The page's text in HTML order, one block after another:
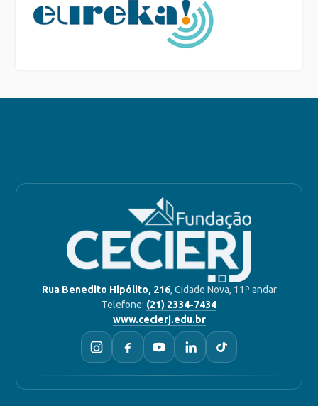
Rua Benedito Hipólito, 216, Cidade Nova, 11º andar
Telefone: (21) 2334-7434
www.cecierj.edu.br